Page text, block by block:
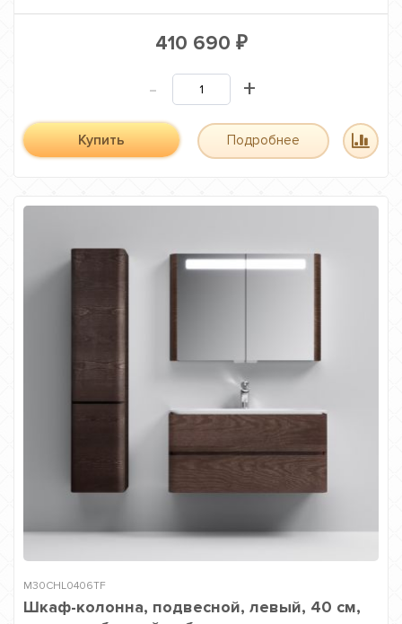
410 690 ₽
- +
Купить Подробнее
M30CHL0406TF
Шкаф-колонна, подвесной, левый, 40 см,